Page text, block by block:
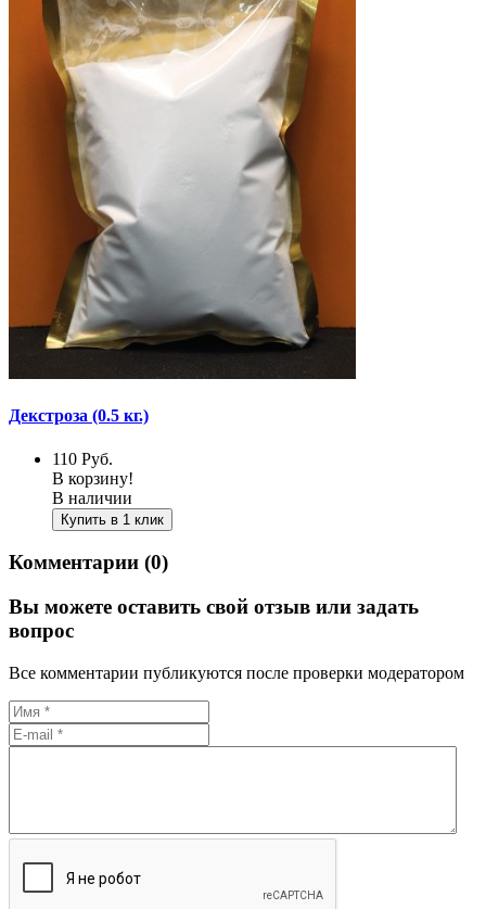
Декстроза (0.5 кг.)
110 Руб.
В корзину!
В наличии
Купить в 1 клик
Комментарии (0)
Вы можете оставить свой отзыв или задать
вопрос
Все комментарии публикуются после проверки модератором